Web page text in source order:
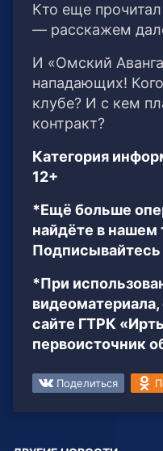
Кто еще
— расскажем
И «Омский
нападающих!
клубе? И с кем
контракт?
Категория
12+
*Ещё больше
найдёте в нашем
Подписывайтесь
*При
сайте ГТРК
первоисточник
Поделиться